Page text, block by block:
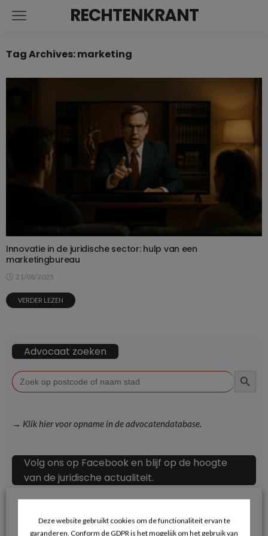
RECHTENKRANT
Tag Archives: marketing
Innovatie in de juridische sector: hulp van een
marketingbureau
21/08/2025
VERDER LEZEN
Advocaat zoeken
Zoek
naar:
→ Klik hier voor opname in de advocatendatabase.
Volg ons op Facebook en blijf op de hoogte
van de juridische actualiteit.
Deze website gebruikt cookies om de functionaliteit ervan te
garanderen. Conform de GDPR is het mogelijk om het gebruik van